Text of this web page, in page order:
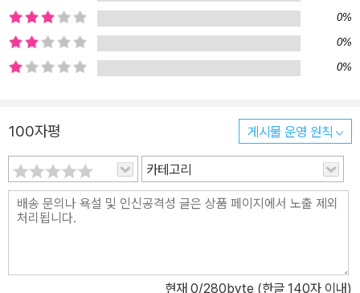
0%
0%
0%
100자평 게시물 운영 원칙
카테고리
현재 0/280byte (한글 140자 이내)